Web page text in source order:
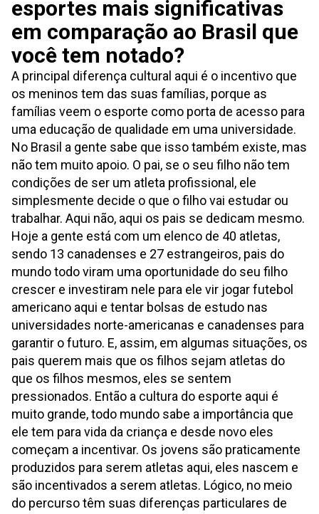
esportes mais significativas
em comparação ao Brasil que
você tem notado?
A principal diferença cultural aqui é o incentivo que
os meninos tem das suas famílias, porque as
famílias veem o esporte como porta de acesso para
uma educação de qualidade em uma universidade.
No Brasil a gente sabe que isso também existe, mas
não tem muito apoio. O pai, se o seu filho não tem
condições de ser um atleta profissional, ele
simplesmente decide o que o filho vai estudar ou
trabalhar. Aqui não, aqui os pais se dedicam mesmo.
Hoje a gente está com um elenco de 40 atletas,
sendo 13 canadenses e 27 estrangeiros, pais do
mundo todo viram uma oportunidade do seu filho
crescer e investiram nele para ele vir jogar futebol
americano aqui e tentar bolsas de estudo nas
universidades norte-americanas e canadenses para
garantir o futuro. E, assim, em algumas situações, os
pais querem mais que os filhos sejam atletas do
que os filhos mesmos, eles se sentem
pressionados. Então a cultura do esporte aqui é
muito grande, todo mundo sabe a importância que
ele tem para vida da criança e desde novo eles
começam a incentivar. Os jovens são praticamente
produzidos para serem atletas aqui, eles nascem e
são incentivados a serem atletas. Lógico, no meio
do percurso têm suas diferenças particulares de